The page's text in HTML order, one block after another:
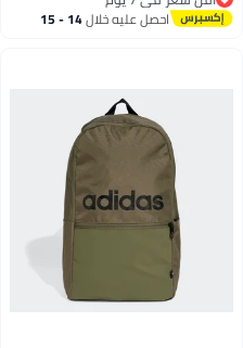
أقل سعر في 7 يوماحصل عليه خلال 14 - 15
اغسطس